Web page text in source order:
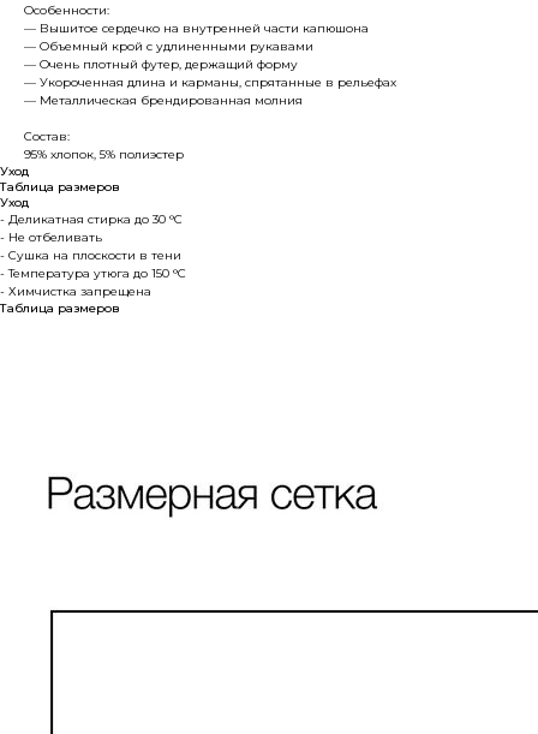
Особенности:
— Вышитое сердечко на внутренней части капюшона
— Объемный крой с удлиненными рукавами
— Очень плотный футер, держащий форму
— Укороченная длина и карманы, спрятанные в рельефах
— Металлическая брендированная молния
Состав:
95% хлопок, 5% полиэстер
Уход
Таблица размеров
Уход
- Деликатная стирка до 30 °C
- Не отбеливать
- Сушка на плоскости в тени
- Температура утюга до 150 °C
- Химчистка запрещена
Таблица размеров